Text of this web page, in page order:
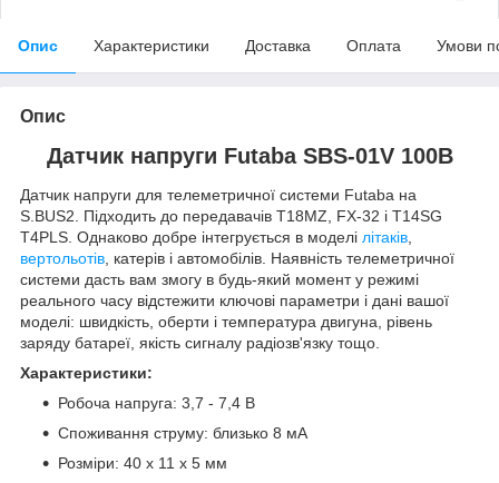
Опис Характеристики Доставка Оплата Умови
Опис
Датчик напруги Futaba SBS-01V 100В
Датчик напруги для телеметричної системи Futaba на
S.BUS2. Підходить до передавачів T18MZ, FX-32 і T14SG
T4PLS. Однаково добре інтегрується в моделі літаків,
вертольотів, катерів і автомобілів. Наявність телеметричної
системи дасть вам змогу в будь-який момент у режимі
реального часу відстежити ключові параметри і дані вашої
моделі: швидкість, оберти і температура двигуна, рівень
заряду батареї, якість сигналу радіозв'язку тощо.
Характеристики:
Робоча напруга: 3,7 - 7,4 В
Споживання струму: близько 8 мА
Розміри: 40 х 11 х 5 мм